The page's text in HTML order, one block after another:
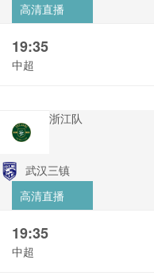
高清直播
19:35
中超
浙江队
武汉三镇
高清直播
19:35
中超